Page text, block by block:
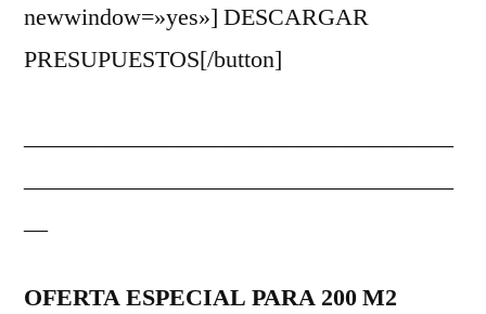
newwindow=»yes»] DESCARGAR
PRESUPUESTOS[/button]
OFERTA ESPECIAL PARA 200 M2